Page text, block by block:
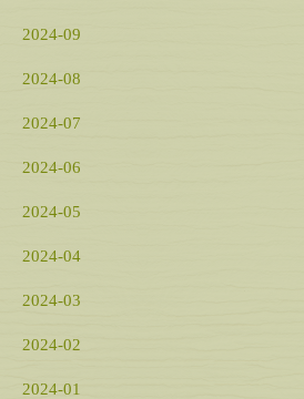
2024-09
2024-08
2024-07
2024-06
2024-05
2024-04
2024-03
2024-02
2024-01